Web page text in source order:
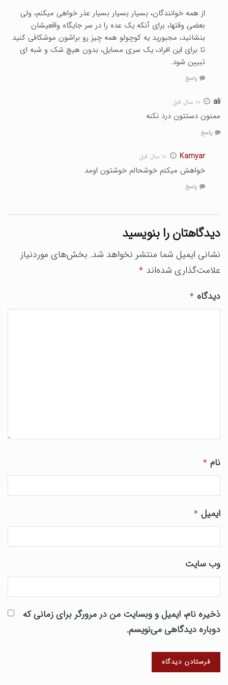
از همه خوانندگان، بسیار بسیار بسیار عذر خواهی میکنم، ولی
بعضی وقتها، برای آنکه یک عده را در سر جایگاه واقعیشان
بنشانید، مجبورید یه کوچولو همه چیز رو براشون موشکافی کنید
تا برای این افراد، یک سری مسایل، بدون هیچ شک و شبه ای
تبیین شود.
پاسخ
ali ۱۰ سال قبل
ممنون دستتون درد نکنه
پاسخ
Kamyar ۱۰ سال قبل
خواهش میکنم خوشحالم خوشتون اومد
پاسخ
دیدگاهتان را بنویسید
نشانی ایمیل شما منتشر نخواهد شد. بخش‌های موردنیاز
علامت‌گذاری شده‌اند *
دیدگاه *
نام *
ایمیل *
وب‌ سایت
ذخیره نام، ایمیل و وبسایت من در مرورگر برای زمانی که
دوباره دیدگاهی می‌نویسم.